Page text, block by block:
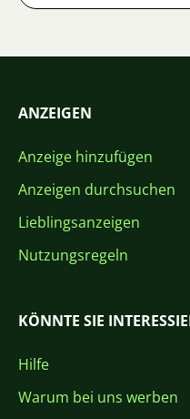
ANZEIGEN
Anzeige hinzufügen
Anzeigen durchsuchen
Lieblingsanzeigen
Nutzungsregeln
KÖNNTE SIE
Hilfe
Warum bei uns werben